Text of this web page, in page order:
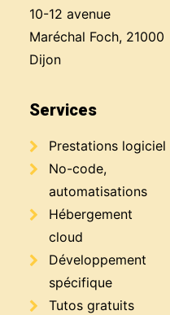
10-12 avenue
Maréchal Foch, 21000
Dijon
Services
Prestations logiciel
No-code,
automatisations
Hébergement
cloud
Développement
spécifique
Tutos gratuits